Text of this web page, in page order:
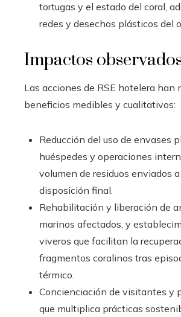
tortugas y el estado del coral,
redes y desechos plásticos del
Impactos
Las acciones de RSE hotelera han
beneficios medibles y cualitativos:
Reducción del uso de envases
huéspedes y operaciones
volumen de residuos enviados
disposición final.
Rehabilitación y liberación de
marinos afectados, y
viveros que facilitan la
fragmentos coralinos tras
térmico.
Concienciación de visitantes y
que multiplica prácticas